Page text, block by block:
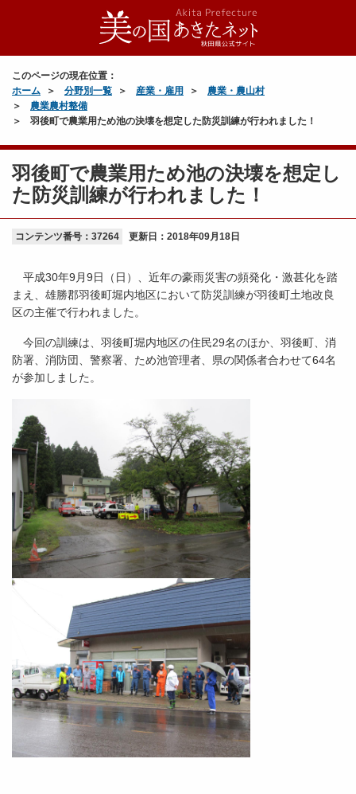
このページの現在位置：
ホーム
分野別一覧 産業・雇用
農業・農山村
農業農村整備
羽後町で農業用ため池の決壊を想定した防災訓練が行われました！
羽後町で農業用ため池の決壊を想定し
た防災訓練が行われました！
コンテンツ番号：37264 更新日： 2018年09月18日
平成30年9月9日（日）、近年の豪雨災害の頻発化・激甚化を踏
まえ、雄勝郡羽後町堀内地区において防災訓練が羽後町土地改良
区の主催で行われました。
今回の訓練は、羽後町堀内地区の住民29名のほか、羽後町、消
防署、消防団、警察署、ため池管理者、県の関係者合わせて64名
が参加しました。